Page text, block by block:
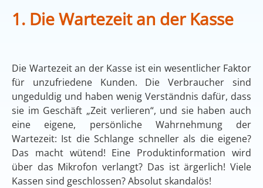
1. Die Wartezeit an der Kasse
Die Wartezeit an der Kasse ist ein wesentlicher Faktor
für unzufriedene Kunden. Die Verbraucher sind
ungeduldig und haben wenig Verständnis dafür, dass
sie im Geschäft „Zeit verlieren“, und sie haben auch
eine eigene, persönliche Wahrnehmung der
Wartezeit: Ist die Schlange schneller als die eigene?
Das macht wütend! Eine Produktinformation wird
über das Mikrofon verlangt? Das ist ärgerlich! Viele
Kassen sind geschlossen? Absolut skandalös!